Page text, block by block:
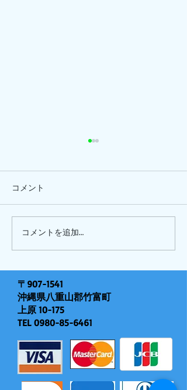
ピナイ半日+釣りツアー
コメント
コメントを追加…
〒907-1541
沖縄県八重山郡竹富町
上原 10-175
TEL 0980-85-6461